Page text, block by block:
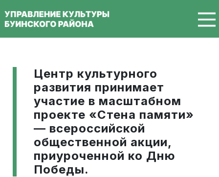
Центр культурного
развития принимает
участие в масштабном
проекте «Стена памяти»
— всероссийской
общественной акции,
приуроченной ко Дню
Победы.